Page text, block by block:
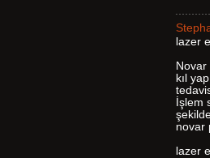
lazer
kıl
İşlem
novar
lazer